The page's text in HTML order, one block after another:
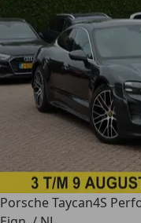
Porsche Taycan4S